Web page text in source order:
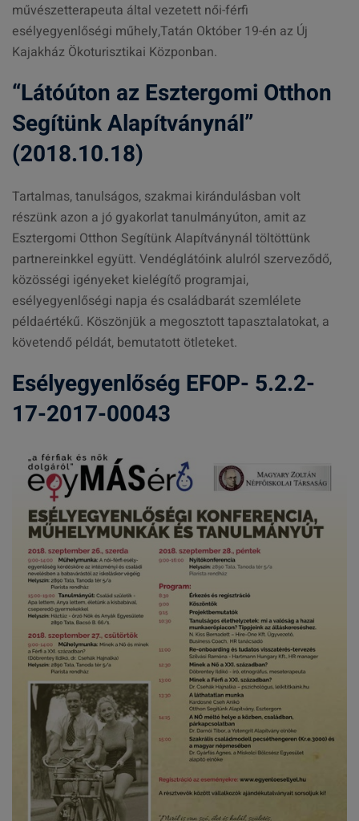
művészetterapeuta által vezetett női-férfi
esélyegyenlőségi műhely,Tatán Október 19-én az Új
Kajakház Ökoturisztikai Közponban.
“Látóúton az Esztergomi Otthon
Segítünk Alapítványnál”
(2018.10.18)
Tartalmas, tanulságos, szakmai kirándulásban volt
részünk azon a jó gyakorlat tanulmányúton, amit az
Esztergomi Otthon Segítünk Alapítványnál töltöttünk
partnereinkkel együtt. Vendéglátóink alulról szerveződő,
közösségi igényeket kielégítő programjai,
esélyegyenlőségi napja és családbarát szemlélete
példaértékű. Köszönjük a megosztott tapasztalatokat, a
követendő példát, bemutatott ötleteket.
Esélyegyenlőség EFOP- 5.2.2-
17-2017-00043